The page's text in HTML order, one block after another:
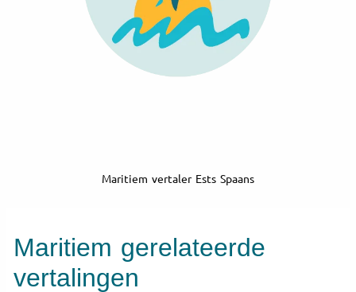
Maritiem vertaler Ests Spaans
Maritiem gerelateerde
vertalingen